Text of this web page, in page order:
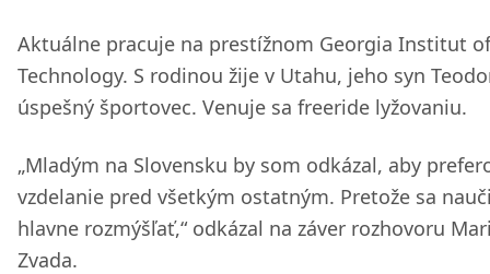
Aktuálne pracuje na prestížnom Georgia Institut of
Technology. S rodinou žije v Utahu, jeho syn
úspešný športovec. Venuje sa freeride lyžovaniu.
„Mladým na Slovensku by som odkázal, aby
vzdelanie pred všetkým ostatným. Pretože sa
hlavne rozmýšľať,“ odkázal na záver rozhovoru
Zvada.